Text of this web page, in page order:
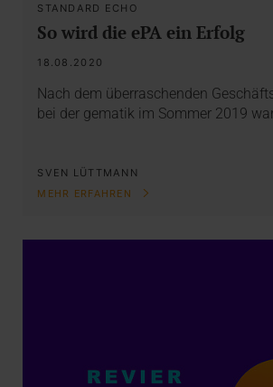
STANDARD ECHO
So wird die ePA ein Erfolg
18.08.2020
Nach dem überraschenden
bei der gematik im Sommer 2019
SVEN LÜTTMANN
MEHR ERFAHREN